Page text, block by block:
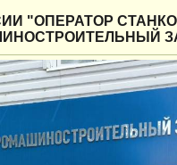
"ОПЕРАТОР